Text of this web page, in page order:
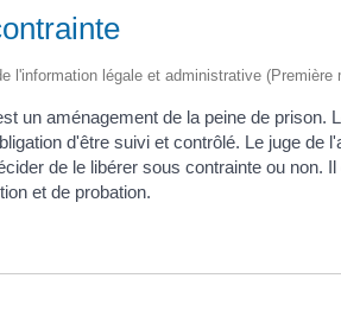
l'information légale et administrative (Première
un aménagement de la peine de prison.
d'être suivi et contrôlé. Le juge de
de le libérer sous contrainte ou non.
et de probation.